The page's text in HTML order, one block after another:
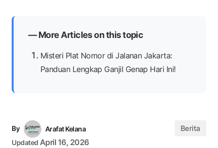
— More Articles on this topic
Misteri Plat Nomor di Jalanan Jakarta:
Panduan Lengkap Ganjil Genap Hari Ini!
By
Arafat Kelana
Updated April 16, 2026
Berita